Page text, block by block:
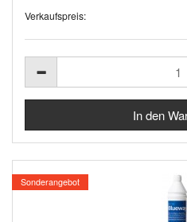
Verkaufspreis:
Sonderangebot